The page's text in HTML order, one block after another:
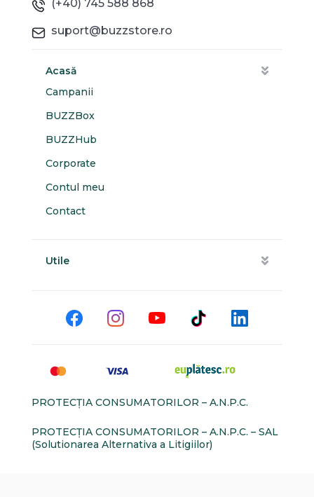
(+40) 745 588 868
suport@buzzstore.ro
Acasă
Campanii
BUZZBox
BUZZHub
Corporate
Contul meu
Contact
Utile
PROTECŢIA CONSUMATORILOR – A.N.P.C.
PROTECŢIA CONSUMATORILOR – A.N.P.C. – SAL
(Solutionarea Alternativa a Litigiilor)